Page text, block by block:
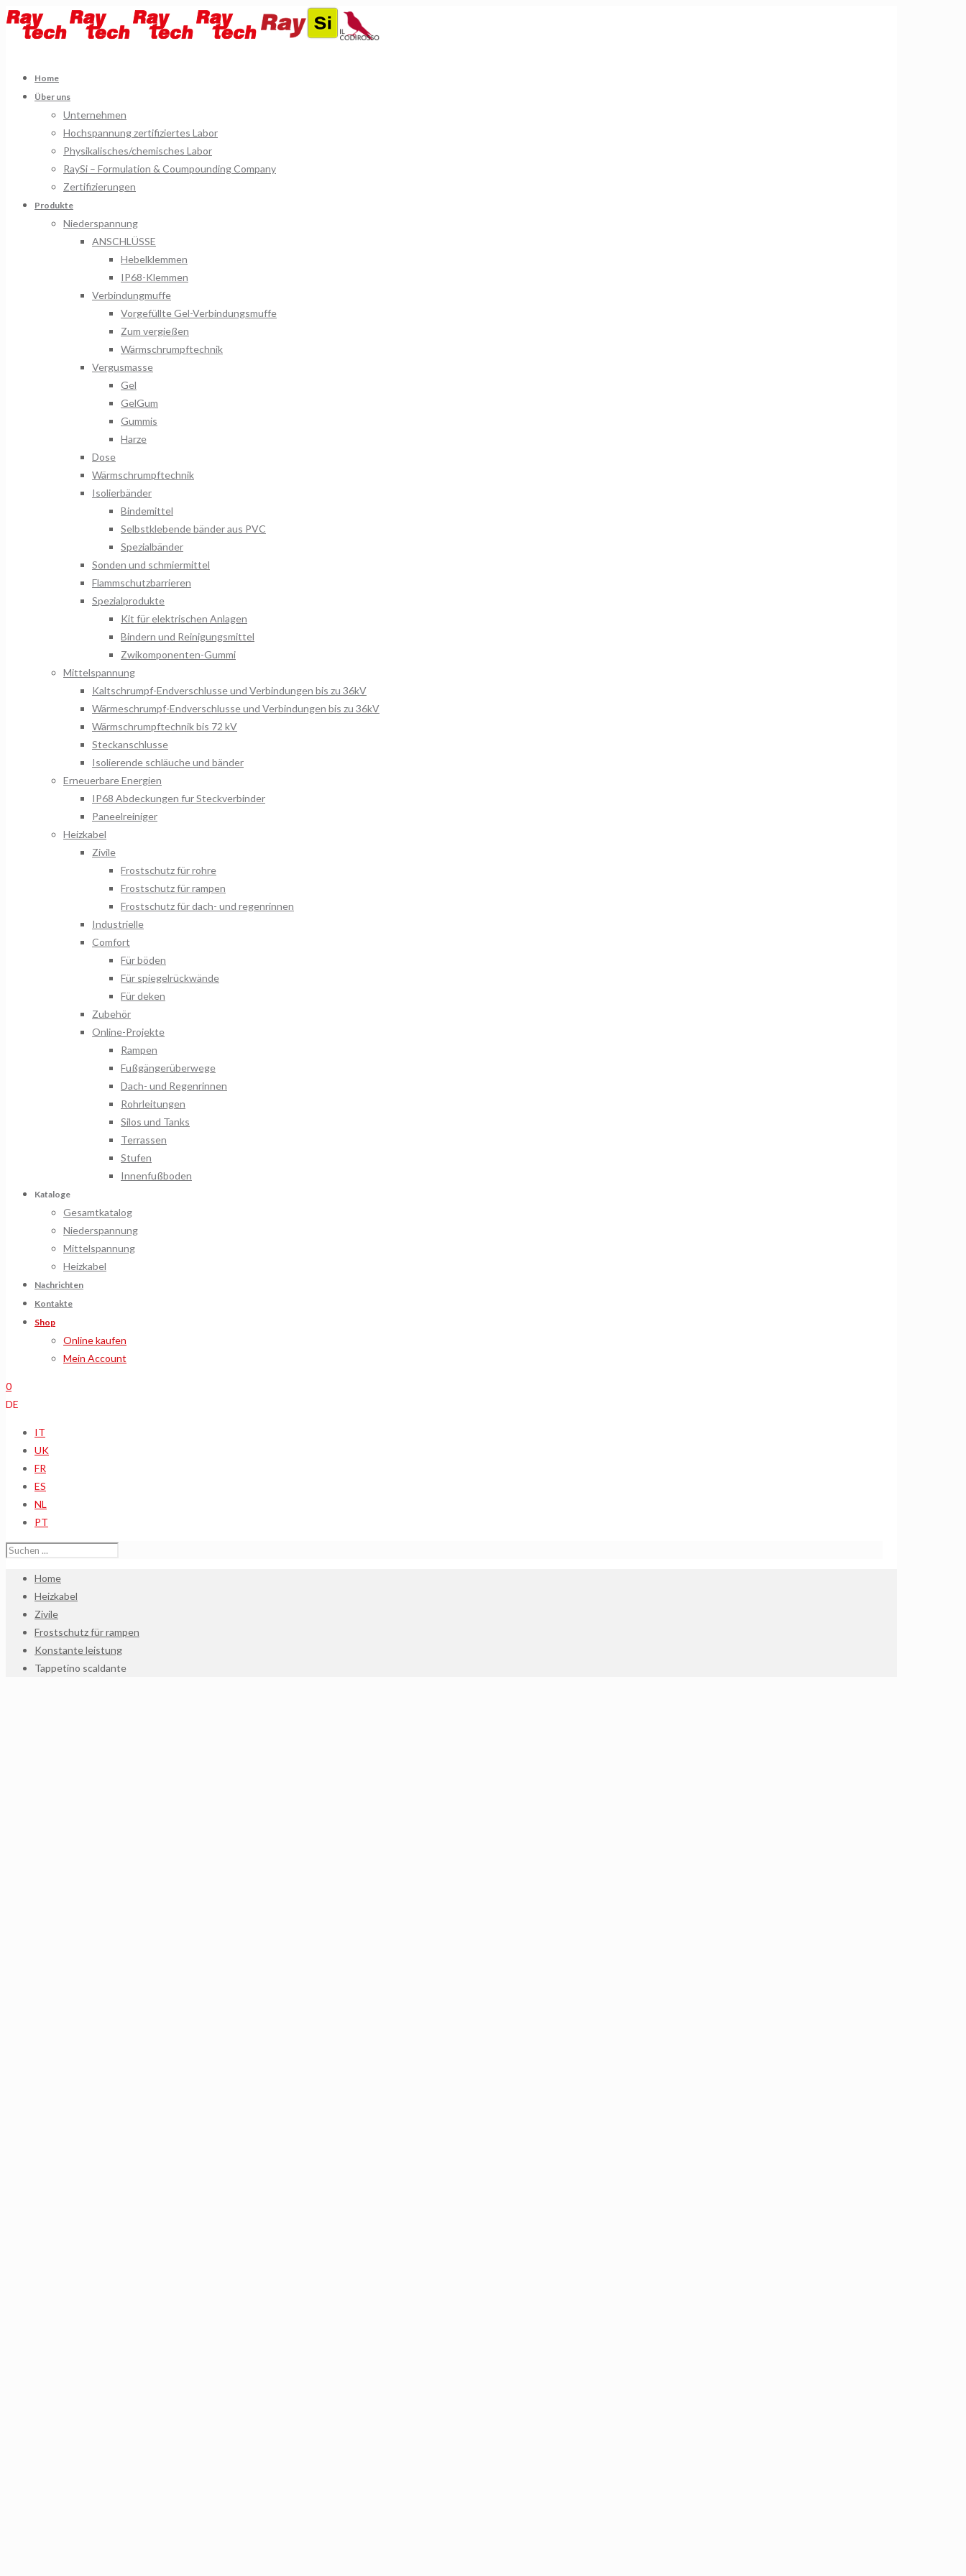
Home
Über uns
Unternehmen
Hochspannung zertifiziertes Labor
Physikalisches/chemisches Labor
RaySi – Formulation & Coumpounding Company
Zertifizierungen
Produkte
Niederspannung
ANSCHLÜSSE
Hebelklemmen
IP68-Klemmen
Verbindungmuffe
Vorgefüllte Gel-Verbindungsmuffe
Zum vergießen
Wärmschrumpftechnik
Vergusmasse
Gel
GelGum
Gummis
Harze
Dose
Wärmschrumpftechnik
Isolierbänder
Bindemittel
Selbstklebende bänder aus PVC
Spezialbänder
Sonden und schmiermittel
Flammschutzbarrieren
Spezialprodukte
Kit für elektrischen Anlagen
Bindern und Reinigungsmittel
Zwikomponenten-Gummi
Mittelspannung
Kaltschrumpf-Endverschlusse und Verbindungen bis zu 36kV
Wärmeschrumpf-Endverschlusse und Verbindungen bis zu 36kV
Wärmschrumpftechnik bis 72 kV
Steckanschlusse
Isolierende schläuche und bänder
Erneuerbare Energien
IP68 Abdeckungen fur Steckverbinder
Paneelreiniger
Heizkabel
Zivile
Frostschutz für rohre
Frostschutz für rampen
Frostschutz für dach- und regenrinnen
Industrielle
Comfort
Für böden
Für spiegelrückwände
Für deken
Zubehör
Online-Projekte
Rampen
Fußgängerüberwege
Dach- und Regenrinnen
Rohrleitungen
Silos und Tanks
Terrassen
Stufen
Innenfußboden
Kataloge
Gesamtkatalog
Niederspannung
Mittelspannung
Heizkabel
Nachrichten
Kontakte
Shop
Online kaufen
Mein Account
0
DE
IT
UK
FR
ES
NL
PT
Home
Heizkabel
Zivile
Frostschutz für rampen
Konstante leistung
Tappetino scaldante